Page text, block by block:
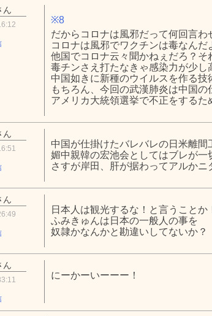
ん
※8
だからコロナは風邪だって何回言わ
コロナは風邪でワクチンは毒なんだ
他国でコロナ云々聞かねぇだろ？そ
毒チンさえ打たなきゃ感染力が少し
中国如きに新種のウイルスを作る技
もちろん、今回の武漢肺炎は中国の
アメリカ大統領選挙で不正をするた
ん
中国が仕掛けたバレバレの日米離間
媚中親韓の宏池会としてはブレが一
さすが岸田、肝が据わってアルかニ
ん
日本人は観光するな！と言うことか
ふみきゅんは日本の一般人の事を
奴隷かなんかと勘違いしてないか？
ん
にーかーいーーー！